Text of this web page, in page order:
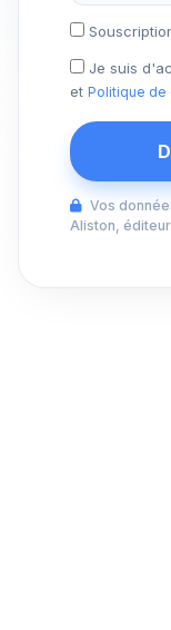
Je suis
et Politique de
Vos
Aliston,